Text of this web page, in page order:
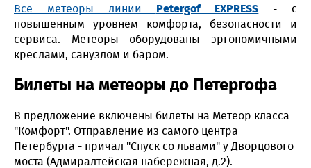
Все метеоры линии Petergof EXPRESS - с
повышенным уровнем комфорта, безопасности и
сервиса. Метеоры оборудованы эргономичными
креслами, санузлом и баром.
Билеты на метеоры до Петергофа
В предложение включены билеты на Метеор класса
"Комфорт". Отправление из самого центра
Петербурга - причал "Спуск со львами" у Дворцового
моста (Адмиралтейская набережная, д.2).